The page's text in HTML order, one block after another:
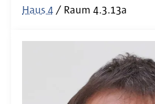
Haus 4
Raum 4.3.13a